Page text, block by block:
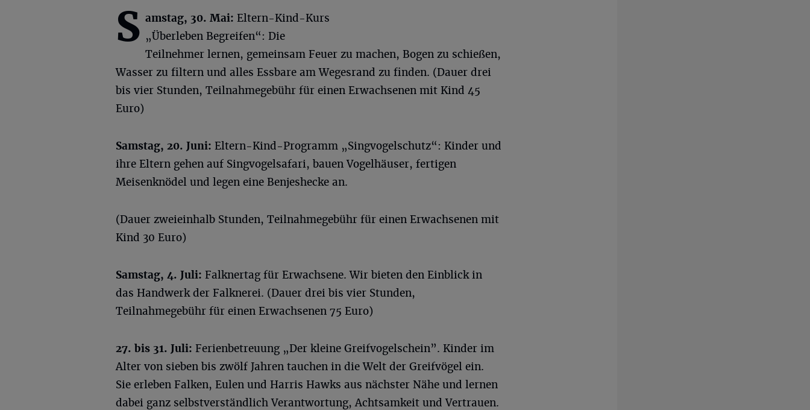
S amstag, 30. Mai: Eltern-Kind-Kurs
„Überleben Begreifen“: Die
Teilnehmer lernen, gemeinsam Feuer zu machen, Bogen zu schießen,
Wasser zu filtern und alles Essbare am Wegesrand zu finden. (Dauer drei
bis vier Stunden, Teilnahmegebühr für einen Erwachsenen mit Kind 45
Euro)
Samstag, 20. Juni: Eltern-Kind-Programm „Singvogelschutz“: Kinder und
ihre Eltern gehen auf Singvogelsafari, bauen Vogelhäuser, fertigen
Meisenknödel und legen eine Benjeshecke an.
(Dauer zweieinhalb Stunden, Teilnahmegebühr für einen Erwachsenen mit
Kind 30 Euro)
Samstag, 4. Juli: Falknertag für Erwachsene. Wir bieten den Einblick in
das Handwerk der Falknerei. (Dauer drei bis vier Stunden,
Teilnahmegebühr für einen Erwachsenen 75 Euro)
27. bis 31. Juli: Ferienbetreuung „Der kleine Greifvogelschein”. Kinder im
Alter von sieben bis zwölf Jahren tauchen in die Welt der Greifvögel ein.
Sie erleben Falken, Eulen und Harris Hawks aus nächster Nähe und lernen
dabei ganz selbstverständlich Verantwortung, Achtsamkeit und Vertrauen.